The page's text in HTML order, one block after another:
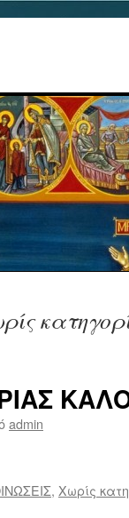
admin
, Χωρίς